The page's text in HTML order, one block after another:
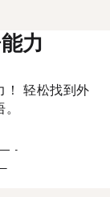
力
！ 轻松找到外